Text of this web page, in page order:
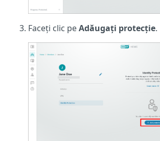
Faceți clic peAdăugați protecție.